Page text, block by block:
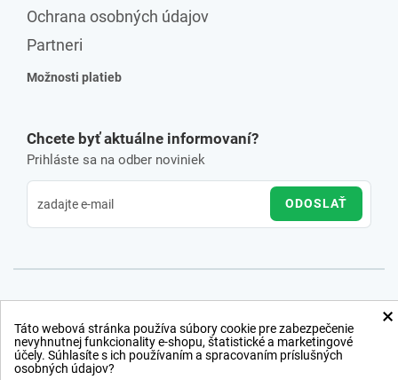
Ochrana osobných údajov
Partneri
Možnosti platieb
Chcete byť aktuálne informovaní?
Prihláste sa na odber noviniek
ODOSLAŤ
×
Táto webová stránka používa súbory cookie pre zabezpečenie
nevyhnutnej funkcionality e-shopu, štatistické a marketingové
účely. Súhlasíte s ich používaním a spracovaním príslušných
osobných údajov?